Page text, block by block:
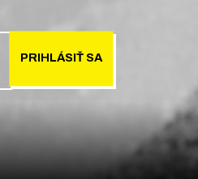
PRIHLÁSIŤ SA